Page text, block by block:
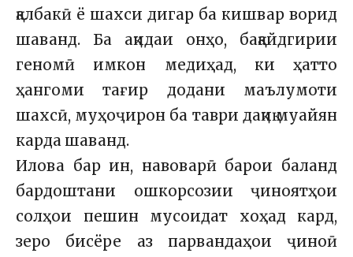
қалбакӣ ё шахси дигар ба кишвар ворид
шаванд. Ба ақидаи онҳо, бақайдгирии
геномӣ имкон медиҳад, ки ҳатто
ҳангоми тағир додани маълумоти
шахсӣ, муҳоҷирон ба таври дақиқ муайян
карда шаванд.
Илова бар ин, навоварӣ барои баланд
бардоштани ошкорсозии ҷиноятҳои
солҳои пешин мусоидат хоҳад кард,
зеро бисёре аз парвандаҳои ҷиноӣ